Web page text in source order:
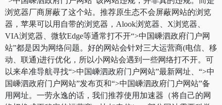
浏览器厂商屏蔽了这个站。推荐原生态不会屏蔽网站的浏览
器，苹果可以用自带的浏览器，Alook浏览器、X浏览器、
VIA浏览器、微软Edge等通常打不开“>中国嵊泗政府门户网
站”都是因为网络问题。好的网站会针对三大运营商(电信、移
动、联通)进行优化，所以小网站会遇到一些网络打不开。可
以来牟准导航寻找“>中国嵊泗政府门户网站”最新网址、“>中
国嵊泗政府门户网站”发布页和“>中国嵊泗政府门户网站”备
用网址。一劳永逸的话，我们推荐使用加速器（将自己的网